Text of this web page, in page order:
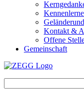
Kontakt &
Offene
Gemeinschaft